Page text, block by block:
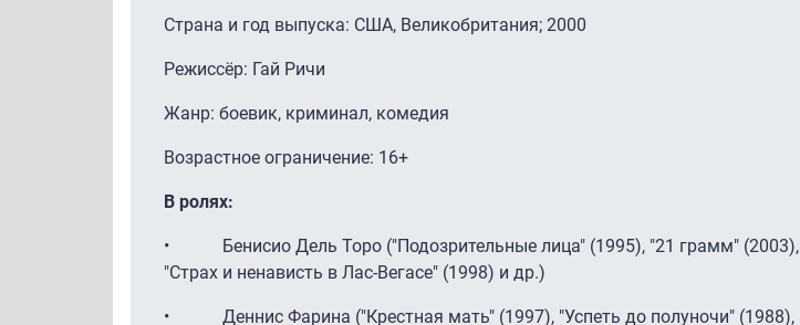
Страна и год выпуска: США, Великобритания; 2000
Режиссёр: Гай Ричи
Жанр: боевик, криминал, комедия
Возрастное ограничение: 16+
В ролях:
• Бенисио Дель Торо ("Подозрительные лица" (1995), "21 грамм" (2003),
"Страх и ненависть в Лас-Вегасе" (1998) и др.)
• Деннис Фарина ("Крестная мать" (1997), "Успеть до полуночи" (1988),